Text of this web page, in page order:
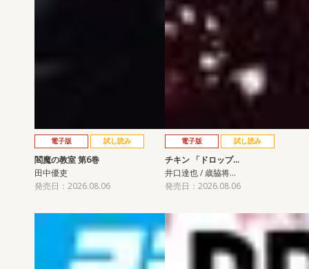
電子版 試し読み
閻魔の教室 第6巻
田中優吏
発売日：2026.08.06
電子版 試し読み
チキン 「ドロップ…
井口達也 / 歳脇将…
発売日：2026.08.06